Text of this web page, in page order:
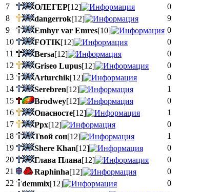
7
ОЛЕГЕР[12] 0
8
dangerrok[12] 9
9
Emhyr var Emres[10] 0
10
FOTIK[12] 0
11
Bersa[12] 0
12
Griseo Lupus[12] 0
13
Arturchik[12] 0
14
Serebren[12] 1
15
Brodwey[12] 0
16
Опасносте[12] 1
17
Ppx[12] 0
18
Твой сон[12] 1
19
Shere Khan[12] 0
20
Глава Плана[12] 0
21
Raphinha[12] 0
22
demmix[12] 0